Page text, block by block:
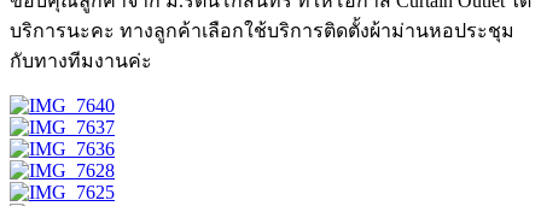
บริการนะคะ ทางลูกค้าเลือกใช้บริการติดตั้งผ้าม่านหอประชุม
กับทางทีมงานค่ะ